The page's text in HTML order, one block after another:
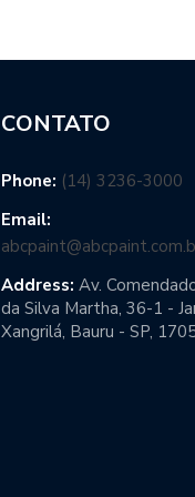
CONTATO
Phone: (14) 3236-3000
Email:
Address: Av.
da Silva Martha, 36-1 -
Xangrilá, Bauru - SP,